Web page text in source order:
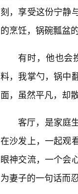
刻，享受这份宁静
的烹饪，锅碗瓢盆
有时，他也会
料，我掌勺，锅中
面，虽然平凡，却
客厅，是家庭
在沙发上，一起观
眼神交流，一个会
为妻子的一句话而